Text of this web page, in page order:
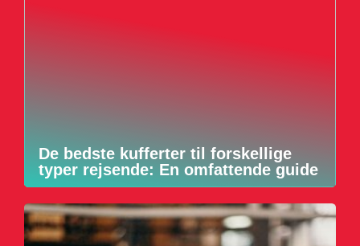
De bedste kufferter til forskellige
typer rejsende: En omfattende guide